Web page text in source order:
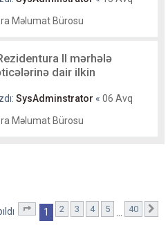
Məlumat Bürosu
II mərhələ
dair ilkin
SysAdminstrator « 06 Avq
Məlumat Bürosu
. səhifə (Cəmi40 səhifə)
1 2 3 4 5 40